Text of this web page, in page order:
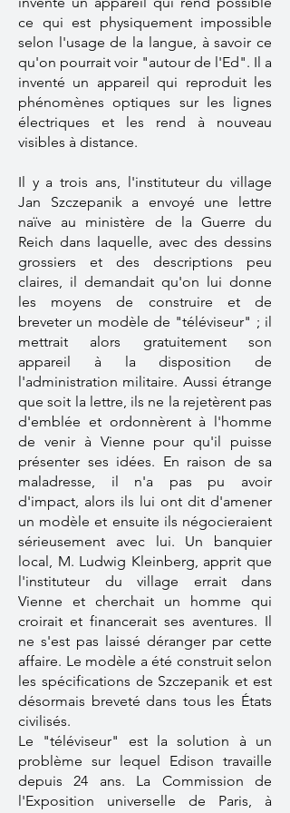
ce qui est physiquement impossible
selon l'usage de la langue, à savoir ce
qu'on pourrait voir "autour de l'Ed". Il a
inventé un appareil qui reproduit les
phénomènes optiques sur les lignes
électriques et les rend à nouveau
visibles à distance.
Il y a trois ans, l'instituteur du village
Jan Szczepanik a envoyé une lettre
naïve au ministère de la Guerre du
Reich dans laquelle, avec des dessins
grossiers et des descriptions peu
claires, il demandait qu'on lui donne
les moyens de construire et de
breveter un modèle de "téléviseur" ; il
mettrait alors gratuitement son
appareil à la disposition de
l'administration militaire. Aussi étrange
que soit la lettre, ils ne la rejetèrent pas
d'emblée et ordonnèrent à l'homme
de venir à Vienne pour qu'il puisse
présenter ses idées. En raison de sa
maladresse, il n'a pas pu avoir
d'impact, alors ils lui ont dit d'amener
un modèle et ensuite ils négocieraient
sérieusement avec lui. Un banquier
local, M. Ludwig Kleinberg, apprit que
l'instituteur du village errait dans
Vienne et cherchait un homme qui
croirait et financerait ses aventures. Il
ne s'est pas laissé déranger par cette
affaire. Le modèle a été construit selon
les spécifications de Szczepanik et est
désormais breveté dans tous les États
civilisés.
Le "téléviseur" est la solution à un
problème sur lequel Edison travaille
depuis 24 ans. La Commission de
l'Exposition universelle de Paris, à